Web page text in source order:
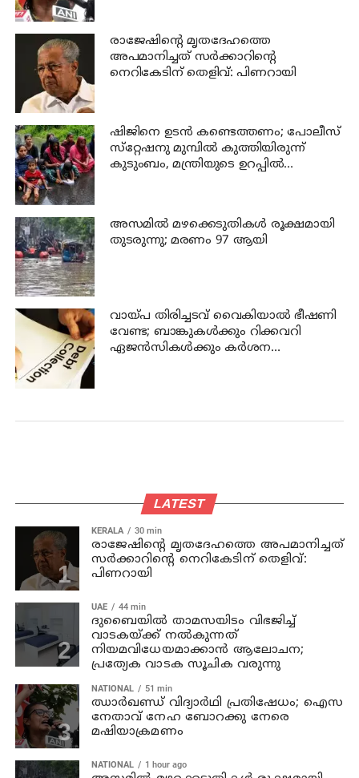
രാജേഷിന്റെ മൃതദേഹത്തെ
അപമാനിച്ചത് സര്‍ക്കാറിന്റെ
നെറികേടിന് തെളിവ്: പിണറായി
ഷിജിനെ ഉടന്‍ കണ്ടെത്തണം; പോലീസ്
സ്‌റ്റേഷനു മുമ്പില്‍ കുത്തിയിരുന്ന്
കുടുംബം, മന്ത്രിയുടെ ഉറപ്പില്‍
അസമില്‍ മഴക്കെടുതികള്‍ രൂക്ഷമായി
തുടരുന്നു; മരണം 97 ആയി
വായ്പ തിരിച്ചടവ് വൈകിയാൽ ഭീഷണി
വേണ്ട; ബാങ്കുകൾക്കും റിക്കവറി
ഏജൻസികൾക്കും കർശന
LATEST
KERALA 30 min
രാജേഷിന്റെ മൃതദേഹത്തെ അപമാനിച്ചത്
സര്‍ക്കാറിന്റെ നെറികേടിന് തെളിവ്:
പിണറായി
UAE 44 min
ദുബൈയിൽ താമസയിടം വിഭജിച്ച്
വാടകയ്ക്ക് നൽകുന്നത്
നിയമവിധേയമാക്കാൻ ആലോചന;
പ്രത്യേക വാടക സൂചിക വരുന്നു
NATIONAL 51 min
ഝാര്‍ഖണ്ഡ് വിദ്യാര്‍ഥി പ്രതിഷേധം; ഐസ
നേതാവ് നേഹ ബോറക്കു നേരെ
മഷിയാക്രമണം
NATIONAL 1 hour ago